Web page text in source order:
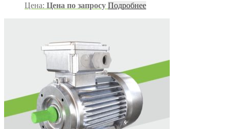
Цена: Цена по запросу Подробнее